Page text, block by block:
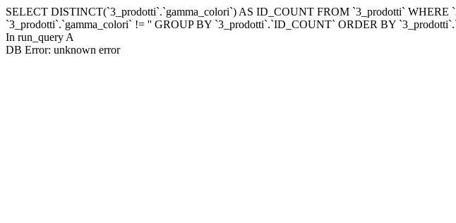
SELECT DISTINCT(`3_prodotti`.`gamma_colori`) AS ID_COUNT FROM `3_prodotti`
`3_prodotti`.`gamma_colori` != '' GROUP BY `3_prodotti`.`ID_COUNT` ORDER BY
In run_query A
DB Error: unknown error